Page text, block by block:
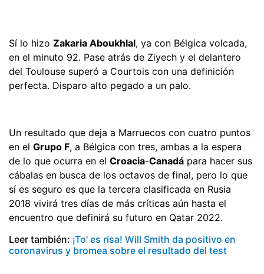
Sí lo hizo Zakaria Aboukhlal, ya con Bélgica volcada,
en el minuto 92. Pase atrás de Ziyech y el delantero
del Toulouse superó a Courtois con una definición
perfecta. Disparo alto pegado a un palo.
Un resultado que deja a Marruecos con cuatro puntos
en el Grupo F, a Bélgica con tres, ambas a la espera
de lo que ocurra en el Croacia-Canadá para hacer sus
cábalas en busca de los octavos de final, pero lo que
sí es seguro es que la tercera clasificada en Rusia
2018 vivirá tres días de más críticas aún hasta el
encuentro que definirá su futuro en Qatar 2022.
Leer también: ¡To' es risa! Will Smith da positivo en
coronavirus y bromea sobre el resultado del test